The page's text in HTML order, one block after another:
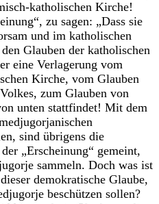
katholischen Kirche!
zu sagen: „Dass sie
und im katholischen
Glauben der katholischen
eine Verlagerung vom
Kirche, vom Glauben
zum Glauben von
unten stattfindet! Mit dem
sind übrigens die
„Erscheinung“ gemeint,
sammeln. Doch was ist
demokratische Glaube,
beschützen sollen?